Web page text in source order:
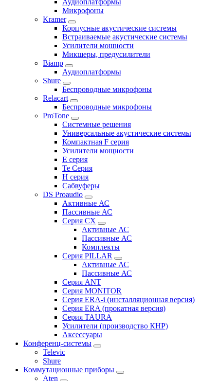
Микрофоны
Kramer
Корпусные акустические системы
Встраиваемые акустические системы
Усилители мощности
Микшеры, предусилители
Biamp
Аудиоплатформы
Shure
Беспроводные микрофоны
Relacart
Беспроводные микрофоны
ProTone
Системные решения
Универсальные акустические системы
Компактная F серия
Усилители мощности
E серия
Te Серия
H серия
Сабвуферы
DS Proaudio
Активные АС
Пассивные АС
Серия CX
Активные АС
Пассивные АС
Комплекты
Серия PILLAR
Активные АС
Пассивные АС
Серия ANT
Серия MONITOR
Серия ERA-i (инсталляционная версия)
Серия ERA (прокатная версия)
Серия TAURA
Усилители (производство КНР)
Аксессуары
Конференц-системы
Televic
Shure
Коммутационные приборы
Aten